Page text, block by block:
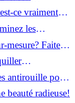
ce vraiment
les
mesure? Faites
antirouille pour
beauté radieuse!